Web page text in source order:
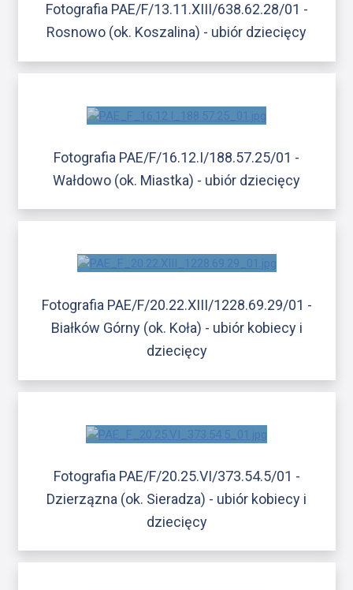
Fotografia PAE/F/13.11.XIII/638.62.28/01 -
Rosnowo (ok. Koszalina) - ubiór dziecięcy
Fotografia PAE/F/16.12.I/188.57.25/01 -
Wałdowo (ok. Miastka) - ubiór dziecięcy
Fotografia PAE/F/20.22.XIII/1228.69.29/01 -
Białków Górny (ok. Koła) - ubiór kobiecy i
dziecięcy
Fotografia PAE/F/20.25.VI/373.54.5/01 -
Dzierzązna (ok. Sieradza) - ubiór kobiecy i
dziecięcy